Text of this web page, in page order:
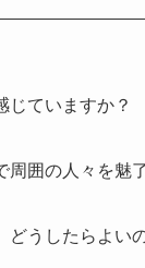
じていますか？
囲の人々を魅了
うしたらよい